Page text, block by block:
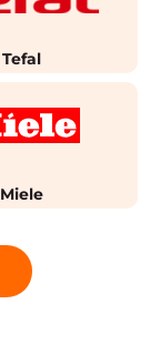
Tefal
Miele